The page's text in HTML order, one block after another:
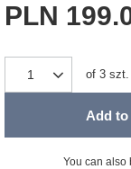
PLN
of 3 szt.
Add
You can also